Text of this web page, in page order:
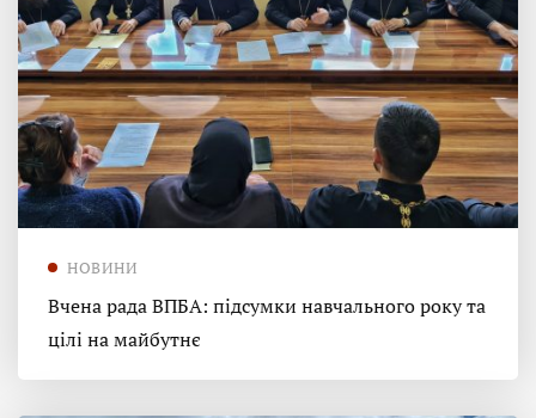
НОВИНИ
Вчена рада ВПБА: підсумки навчального року та
цілі на майбутнє